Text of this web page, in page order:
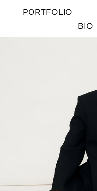
PORTFOLIO
BIO